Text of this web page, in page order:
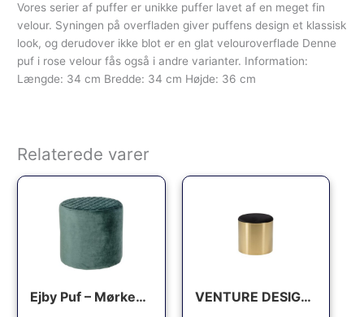
Vores serier af puffer er unikke puffer lavet af en meget fin
velour. Syningen på overfladen giver puffens design et klassisk
look, og derudover ikke blot er en glat velouroverflade Denne
puf i rose velour fås også i andre varianter. Information:
Længde: 34 cm Bredde: 34 cm Højde: 36 cm
Relaterede varer
Ejby Puf – Mørkegrøn Velour
Den oprindelige pris var: 550.00kr..
Den aktuelle pris er: 449.00kr..
VENTURE DESIGN DESIGN puf – sort velour og messing metal (Ø45)